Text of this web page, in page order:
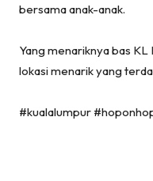
bersama anak-anak.
Yang menariknya bas
lokasi menarik yang
#kualalumpur